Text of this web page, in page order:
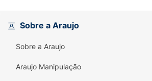
Sobre a Araujo
Sobre a Araujo
Araujo Manipulação